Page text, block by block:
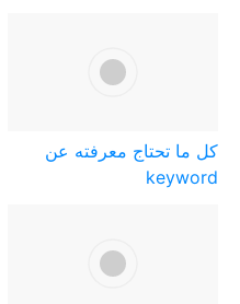
كل ما تحتاج معرفته عن
keyword